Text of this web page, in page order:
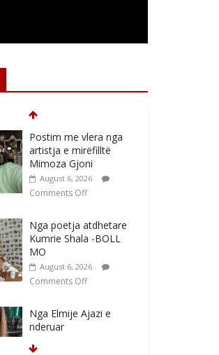
Postim me vlera nga
artistja e mirëfilltë
Mimoza Gjoni
August 6, 2026
Comments Off
Nga poetja atdhetare
Kumrie Shala -BOLL
MO
August 6, 2026
Comments Off
Nga Elmije Ajazi e
nderuar